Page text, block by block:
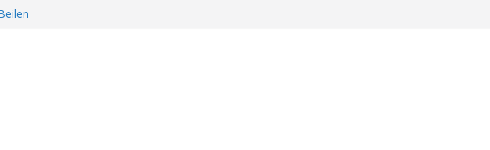
in Drachten